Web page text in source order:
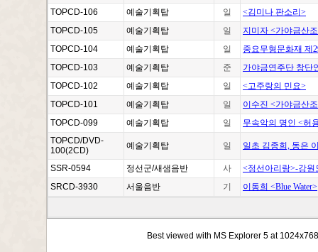
TOPCD-106
예술기획탑 일
<김미나 판소리>
TOPCD-105
예술기획탑 일
지미자 <가야금산
TOPCD-104
예술기획탑 일
중요무형문화재 제
TOPCD-103
예술기획탑 준
가야금연주단 창단
TOPCD-102
예술기획탑 일
<고주랑의 민요>
TOPCD-101
예술기획탑 일
이수진 <가야금산
TOPCD-099
예술기획탑 일
무속악의 명인 <허
TOPCD/DVD-
100(2CD)
예술기획탑 일 일초 김종희, 동은
SSR-0594 정선군/새샘음반 사
<정선아리랑>-강원
SRCD-3930
서울음반 기 이동희 <Blue Water>
Best viewed with MS Explorer 5 at